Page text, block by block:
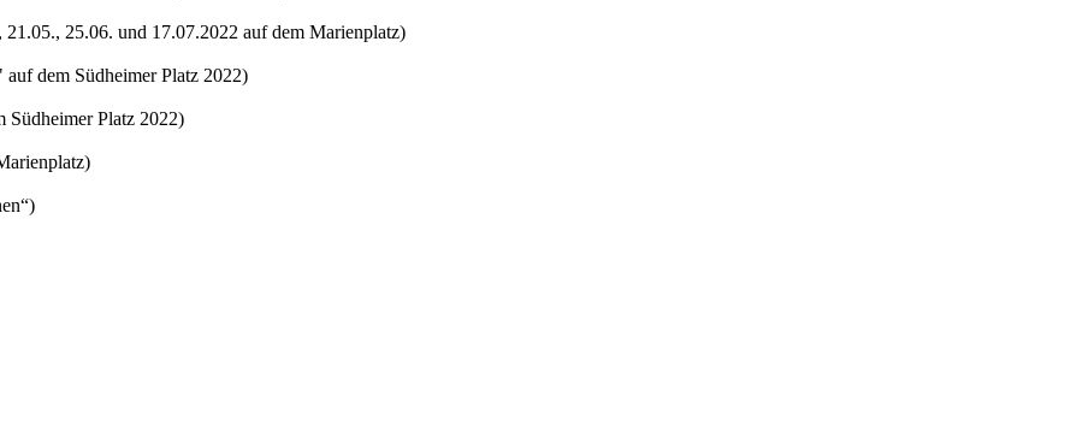
25.06. und 17.07.2022 auf dem Marienplatz)
dem Südheimer Platz 2022)
Südheimer Platz 2022)